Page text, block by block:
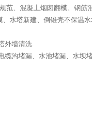
范、混凝土烟囱翻模、钢筋
水塔新建、倒锥壳不保温水
外墙清洗.
缆沟堵漏、水池堵漏、水坝